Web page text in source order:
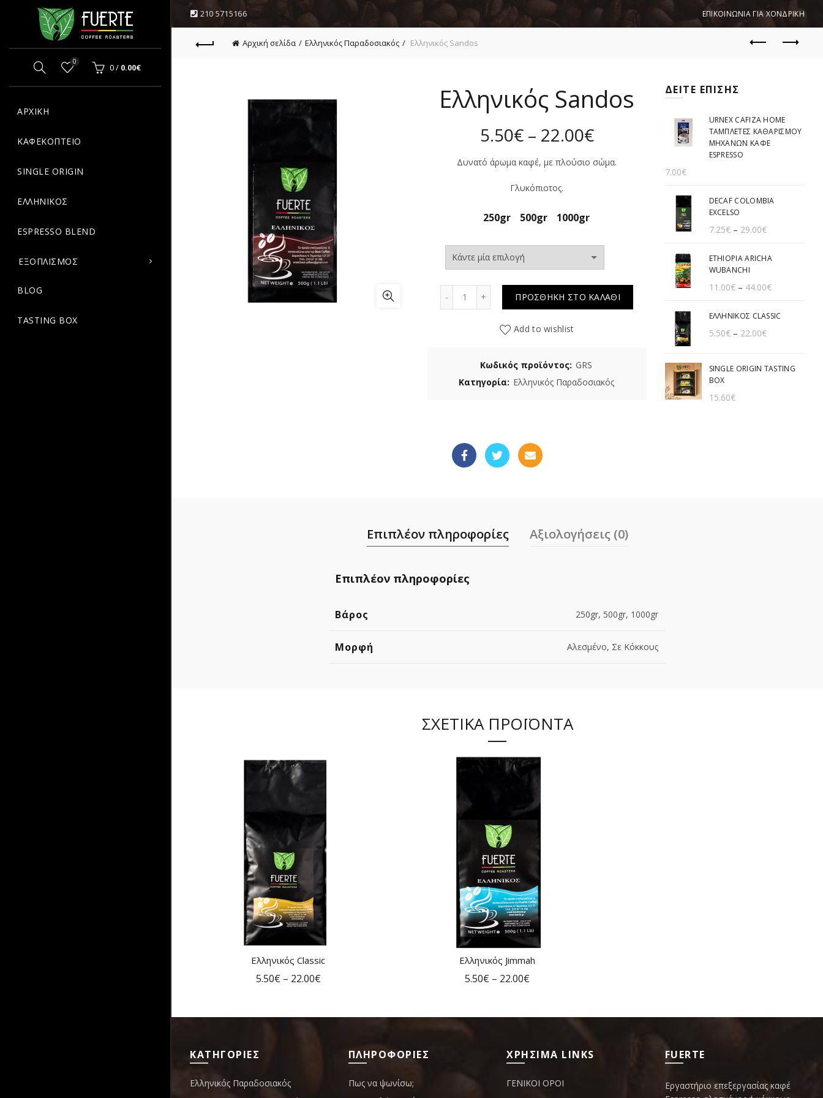
CART CLOSE
Κανένα προϊόν στο καλάθι σας.
210 5715166 ΕΠΙΚΟΙΝΩΝΙΑ ΓΙΑ ΧΟΝΔΡΙΚΗ
0
0/ 0.00€
ΑΡΧΙΚΗ
ΚΑΦΕΚΟΠΤΕΙΟ
SINGLE ORIGIN
ΕΛΛΗΝΙΚΟΣ
ESPRESSO BLEND
ΕΞΟΠΛΙΣΜΟΣ
BLOG
TASTING BOX
Αρχική σελίδα Ελληνικός Παραδοσιακός Ελληνικός Sandos
Ελληνικός Sandos
5.50€– 22.00€
Δυνατό άρωμα καφέ, με πλούσιο σώμα.
Γλυκόπιοτος.
250gr 500gr 1000gr
ΠΡΟΣΘΗΚΗ ΣΤΟ ΚΑΛΑΘΙ
Add to wishlist
Κωδικός προϊόντος: GRS
Κατηγορία: Ελληνικός Παραδοσιακός
ΔΕΙΤΕ ΕΠΙΣΗΣ
URNEX CAFIZA HOME
ΤΑΜΠΛΕΤΕΣ ΚΑΘΑΡΙΣΜΟΥ
ΜΗΧΑΝΩΝ ΚΑΦΕ
ESPRESSO
7.00€
DECAF COLOMBIA
EXCELSO
7.25€– 29.00€
ETHIOPIA ARICHA
WUBANCHI
11.00€– 44.00€
ΕΛΛΗΝΙΚΟΣ CLASSIC
5.50€– 22.00€
SINGLE ORIGIN TASTING
BOX
15.60€
Επιπλέον πληροφορίες Αξιολογήσεις (0)
Επιπλέον πληροφορίες
Βάρος 250gr, 500gr, 1000gr
Μορφή Αλεσμένο, Σε Κόκκους
ΣΧΕΤΙΚΑ ΠΡΟΪΟΝΤΑ
ΓΡΗΓΟΡΗ ΑΓΟΡΑ
Ελληνικός Classic
5.50€ – 22.00€
ΓΡΗΓΟΡΗ ΑΓΟΡΑ
Ελληνικός Jimmah
5.50€ – 22.00€
ΚΑΤΗΓΟΡΙΕΣ
Ελληνικός Παραδοσιακός
ΠΛΗΡΟΦΟΡΙΕΣ
Πως να ψωνίσω;
ΧΡΗΣΙΜΑ LINKS
ΓΕΝΙΚΟΙ ΟΡΟΙ
FUERTE
Εργαστήριο επεξεργασίας καφέ